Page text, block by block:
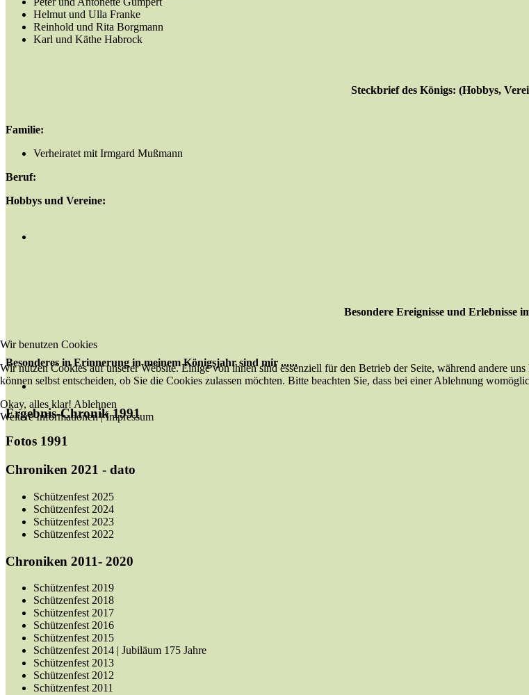
Helmut und Ulla Franke
Reinhold und Rita Borgmann
Karl und Käthe Habrock
Steckbrief des Königs: (Hobbys,
Familie:
Verheiratet mit Irmgard Mußmann
Beruf:
Hobbys und Vereine:
Besondere Ereignisse und Erlebnisse
Besonderes in Erinnerung in meinem Königsjahr sind mir ......
Ergebnis-Chronik 1991
Fotos 1991
Chroniken 2021 - dato
Schützenfest 2025
Schützenfest 2024
Schützenfest 2023
Schützenfest 2022
Chroniken 2011- 2020
Schützenfest 2019
Schützenfest 2018
Schützenfest 2017
Schützenfest 2016
Schützenfest 2015
Schützenfest 2014 | Jubiläum 175 Jahre
Schützenfest 2013
Schützenfest 2012
Schützenfest 2011
Wir benutzen Cookies
Wir nutzen Cookies auf unserer Website. Einige von ihnen sind essenziell für den Betrieb der Seite, während andere
können selbst entscheiden, ob Sie die Cookies zulassen möchten. Bitte beachten Sie, dass bei einer Ablehnung
Okay, alles klar! Ablehnen
Weitere Informationen|Impressum